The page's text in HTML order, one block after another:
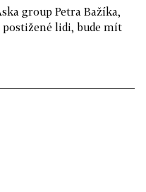
group Petra Bažíka,
lidi, bude mít